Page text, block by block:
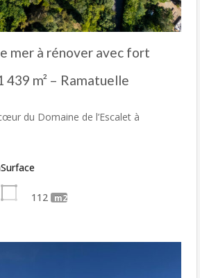
mer à rénover avec fort
m² – Ramatuelle
du Domaine de l’Escalet à
Surface
112 m2